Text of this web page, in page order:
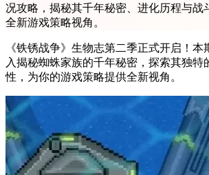
况攻略，揭秘其千年秘密、进化历程与战
全新游戏策略视角。
《铁锈战争》生物志第二季正式开启！
入揭秘蜘蛛家族的千年秘密，探索其独特
性，为你的游戏策略提供全新视角。